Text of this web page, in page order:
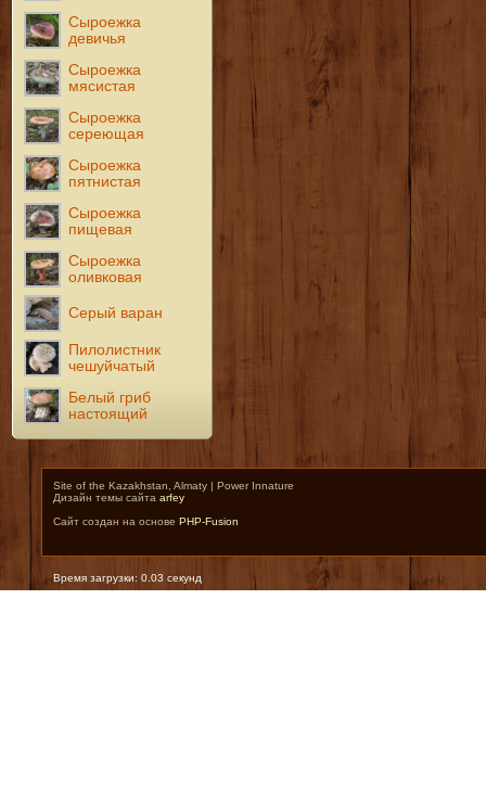
Сыроежка
девичья
Сыроежка
мясистая
Сыроежка
сереющая
Сыроежка
пятнистая
Сыроежка
пищевая
Сыроежка
оливковая
Серый варан
Пилолистник
чешуйчатый
Белый гриб
настоящий
Site of the Kazakhstan, Almaty | Power Innature
Дизайн темы сайта arfey
Сайт создан на основе PHP-Fusion
Время загрузки: 0.03 секунд